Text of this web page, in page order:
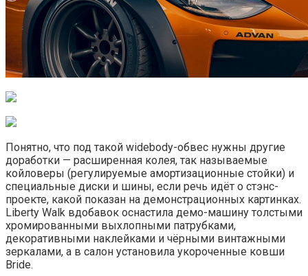
Понятно, что под такой widebody-обвес нужны другие
доработки — расширенная колея, так называемые
койловеры (регулируемые амортизационные стойки) и
специальные диски и шины, если речь идёт о стэнс-
проекте, какой показан на демонстрационных картинках.
Liberty Walk вдобавок оснастила демо-машину толстыми
хромированными выхлопными патрубками,
декоративными наклейками и чёрными винтажными
зеркалами, а в салон установила укороченные ковши
Bride.